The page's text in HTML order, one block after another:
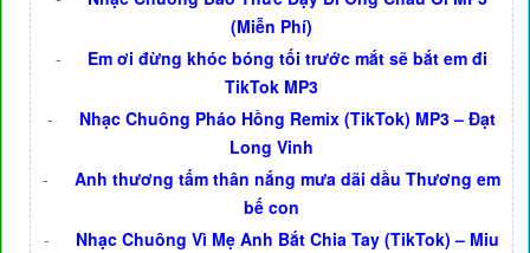
(Miễn Phí)
-
Em ơi đừng khóc bóng tối trước mắt sẽ bắt em đi
TikTok MP3
-
Nhạc Chuông Pháo Hồng Remix (TikTok) MP3 – Đạt
Long Vinh
-
Anh thương tấm thân nắng mưa dãi dầu Thương em
bế con
-
Nhạc Chuông Vì Mẹ Anh Bắt Chia Tay (TikTok) – Miu